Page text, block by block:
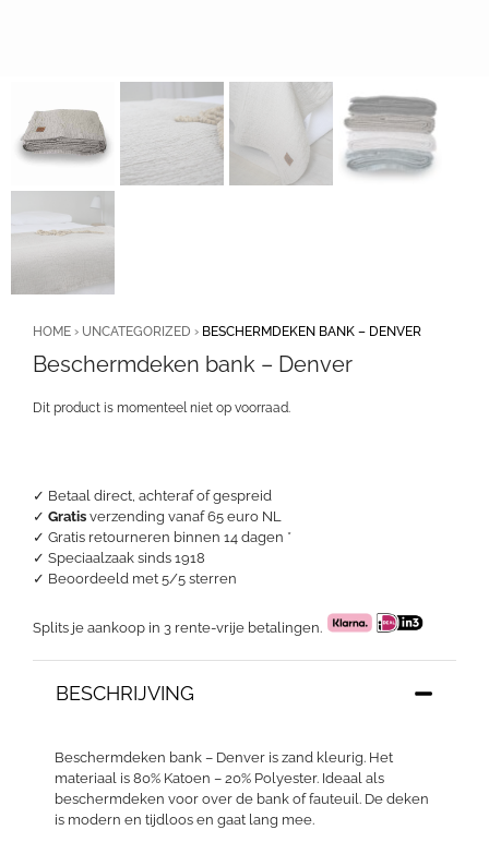
✓ Betaal direct, achteraf of gespreid
✓ Gratis verzending vanaf 65 euro NL
✓ Gratis retourneren binnen 14 dagen *
✓ Speciaalzaak sinds 1918
✓ Beoordeeld met 5/5 sterren
Splits je aankoop in 3 rente-vrije betalingen.
HOME › UNCATEGORIZED › BESCHERMDEKEN BANK – DENVER
Beschermdeken bank – Denver
BESCHRIJVING
Beschermdeken bank – Denver is zand kleurig. Het
materiaal is 80% Katoen – 20% Polyester. Ideaal als
beschermdeken voor over de bank of fauteuil. De deken
is modern en tijdloos en gaat lang mee.
Dit product is momenteel niet op voorraad.